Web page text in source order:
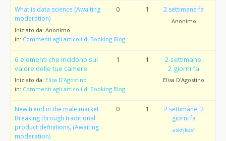
What is data science (Awaiting
moderation)
Iniziato da: Anonimo
in: Commenti agli articoli di Booking Blog
0 1 2 settimane fa
Anonimo
6 elementi che incidono sul
valore delle tue camere
Iniziato da: Elisa D’Agostino
in: Commenti agli articoli di Booking Blog
1 1
2 settimane,
2 giorni fa
Elisa D'Agostino
New trend in the male market
Breaking through traditional
product definitions, (Awaiting
moderation)
0 1
2 settimane, 2
giorni fa
askfjkasf